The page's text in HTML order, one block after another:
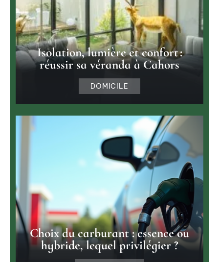
Isolation, lumière et confort :
réussir sa véranda à Cahors
DOMICILE
Choix du carburant : essence ou
hybride, lequel privilégier ?